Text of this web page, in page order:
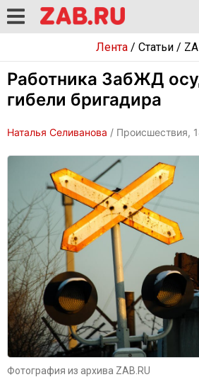
Лента/ Статьи/
Работника ЗабЖД
гибели бригадира
Наталья Селиванова / Происшествия,
Фотография из архива ZAB.RU